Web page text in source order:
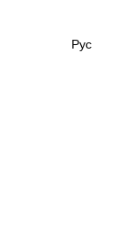
Рус